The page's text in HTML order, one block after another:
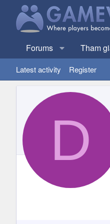
Forums Tham
Latest activity Register
D